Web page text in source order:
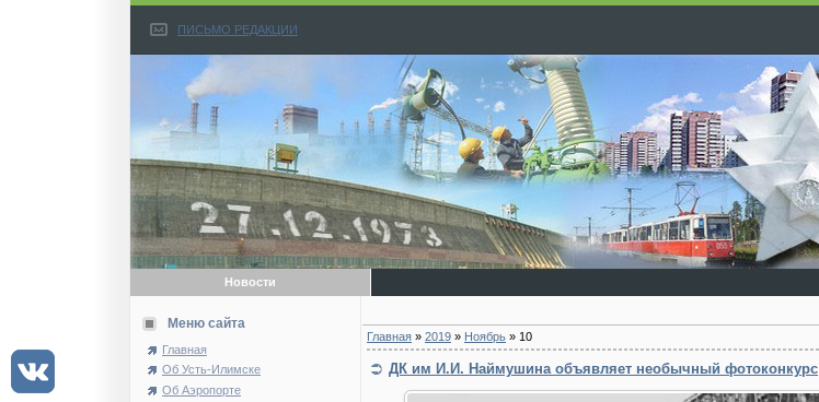
ПИСЬМО РЕДАКЦИИ
Новости
Меню сайта
Главная
Об Усть-Илимске
Об Аэропорте
Главная » 2019 » Ноябрь » 10
ДК им И.И. Наймушина объявляет необычный фотоконкурс